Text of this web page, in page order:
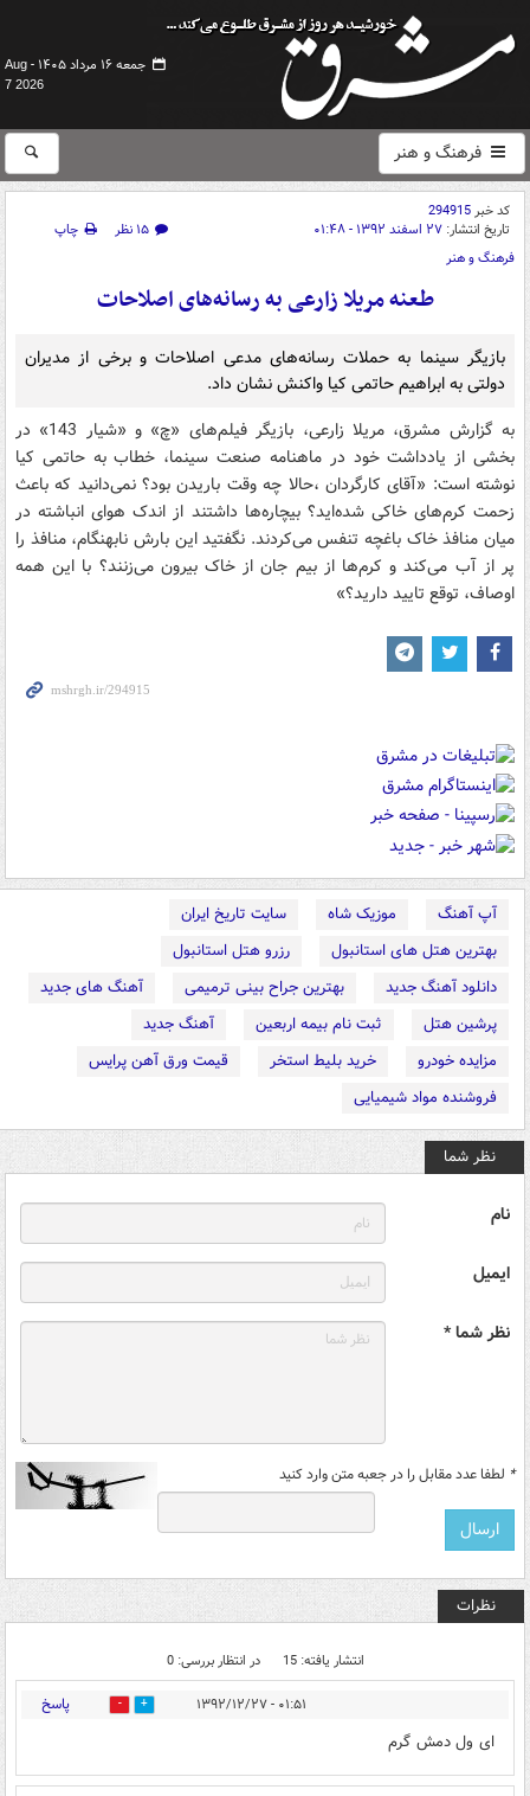
جمعه ۱۶ مرداد ۱۴۰۵ -
Aug
7 2026
فرهنگ و هنر
کد خبر294915
تاریخ انتشار: ۲۷ اسفند ۱۳۹۲ - ۰۱:۴۸ ۱۵ نظر
چاپ
فرهنگ و هنر
طعنه مریلا زارعی به رسانه‌های اصلاحات
بازیگر سینما به حملات رسانه‌های مدعی اصلاحات و برخی از مدیران
دولتی به ابراهیم حاتمی کیا واکنش نشان داد.
به گزارش مشرق، مریلا زارعی، بازیگر فیلم‌های «چ» و «شیار 143» در
بخشی از یادداشت خود در ماهنامه صنعت سینما، خطاب به حاتمی کیا
نوشته است: «آقای کارگردان ،حالا چه وقت باریدن بود؟ نمی‌دانید که باعث
زحمت کرم‌های خاکی شده‌اید؟ بیچاره‌ها داشتند از اندک هوای انباشته در
میان منافذ خاک باغچه تنفس می‌کردند. نگفتید این بارش نابهنگام، منافذ را
پر از آب می‌کند و کرم‌ها از بیم جان از خاک بیرون می‌زنند؟ با این همه
اوصاف، توقع تایید دارید؟»
آپ آهنگ موزیک شاه
سایت تاریخ ایران
بهترین هتل های استانبول
رزرو هتل استانبول
دانلود آهنگ جدید
بهترین جراح بینی ترمیمی
آهنگ های جدید
پرشین هتل
ثبت نام بیمه اربعین
آهنگ جدید
مزایده خودرو
خرید بلیط استخر
قیمت ورق آهن پرایس
فروشنده مواد شیمیایی
نظر شما
نام
ایمیل
نظر شما *
* لطفا عدد مقابل را در جعبه متن وارد کنید
نظرات
انتشار یافته: 15 در انتظار بررسی: 0
۰۱:۵۱ - ۱۳۹۲/۱۲/۲۷ 0 پاسخ
ای ول دمش گرم